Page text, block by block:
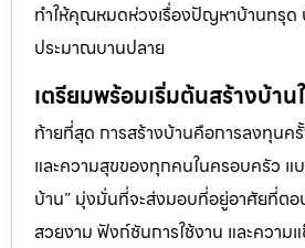
ทำให้คุณหมดห่วงเรื่องปัญหาบ้านทรุด
ประมาณบานปลาย
เตรียมพร้อมเริ่มต้นสร้างบ้าน
ท้ายที่สุด การสร้างบ้านคือการลงทุนค
และความสุขของทุกคนในครอบครัว แ
บ้าน” มุ่งมั่นที่จะส่งมอบที่อยู่อาศัยที่ตอ
สวยงาม ฟังก์ชันการใช้งาน และความ